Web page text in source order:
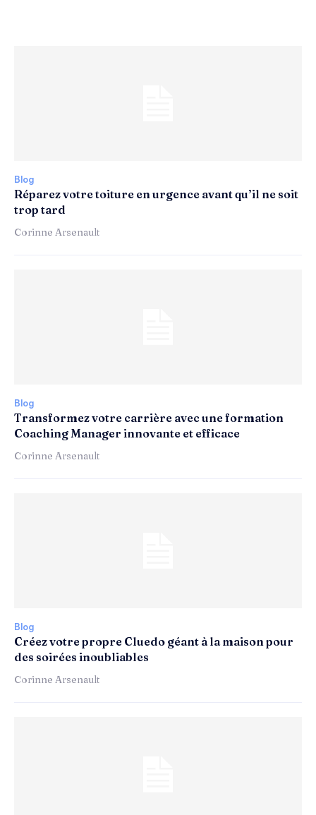
Blog
Réparez votre toiture en urgence avant qu’il ne soit
trop tard
Corinne Arsenault
Blog
Transformez votre carrière avec une formation
Coaching Manager innovante et efficace
Corinne Arsenault
Blog
Créez votre propre Cluedo géant à la maison pour
des soirées inoubliables
Corinne Arsenault